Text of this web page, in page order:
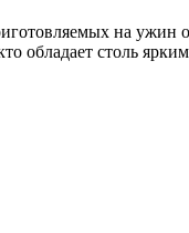
на
обладает столь